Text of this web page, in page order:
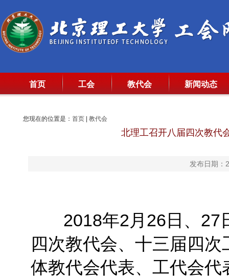
首页 工会 教代会 新闻动态
您现在的位置是： 首页 教代会
北理工召开八届四次教代
发布日期：
2018年2月26日、27
四次教代会、十三届四
体教代会代表、工代会